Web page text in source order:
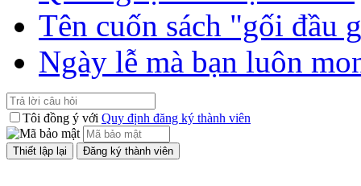
Tên cuốn sách "gối đầu
Ngày lễ mà bạn luôn
Tôi đồng ý với Quy định đăng ký thành viên